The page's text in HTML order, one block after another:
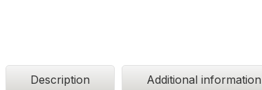
Description Additional information